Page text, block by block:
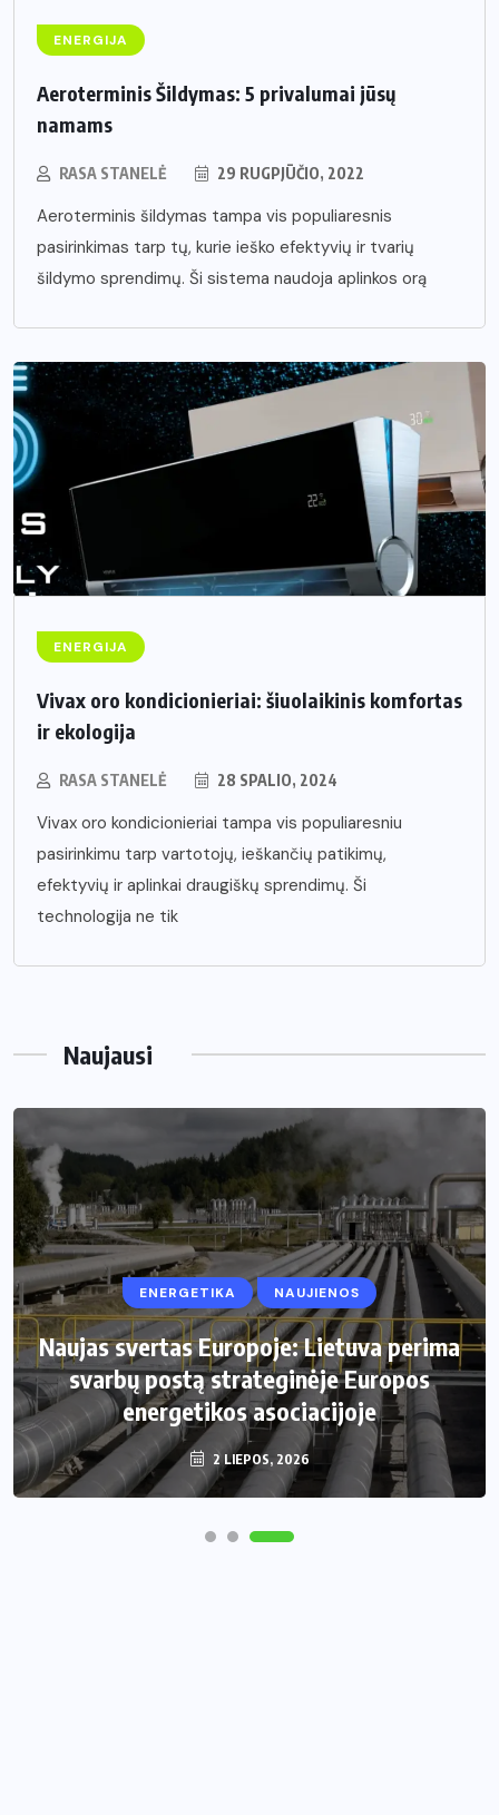
ENERGIJA
Aeroterminis Šildymas: 5 privalumai jūsų
namams
RASA STANELĖ 29 RUGPJŪČIO, 2022
Aeroterminis šildymas tampa vis populiaresnis
pasirinkimas tarp tų, kurie ieško efektyvių ir tvarių
šildymo sprendimų. Ši sistema naudoja aplinkos orą
ENERGIJA
Vivax oro kondicionieriai: šiuolaikinis komfortas
ir ekologija
RASA STANELĖ 28 SPALIO, 2024
Vivax oro kondicionieriai tampa vis populiaresniu
pasirinkimu tarp vartotojų, ieškančių patikimų,
efektyvių ir aplinkai draugiškų sprendimų. Ši
technologija ne tik
Naujausi
ENERGETIKA NAUJIENOS
Naujas svertas Europoje: Lietuva perima
svarbų postą strateginėje Europos
energetikos asociacijoje
2 LIEPOS, 2026
NAMAI IR SODAS
Kaip apsaugoti daržą nuo šliužų ir kurmių
nekenkiant augalams?
29 LIEPOS, 2026